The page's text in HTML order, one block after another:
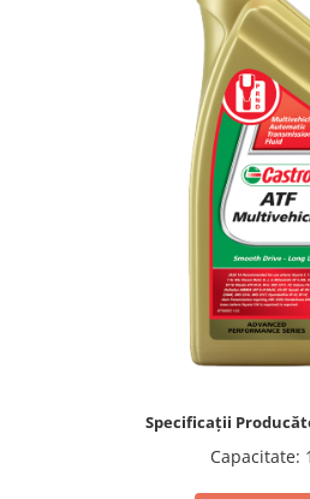
Lichide Întreținere Autoturisme
Lichide Întreținere Camioane
Lichide Întreținere Motociclete
Lichide Întreținere Utilaje
Specificații
Capacitate: